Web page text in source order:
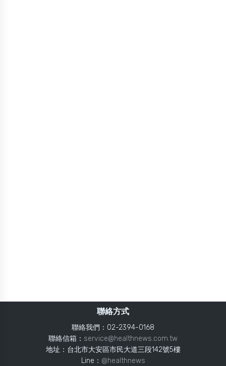
聯絡方式
聯絡我們：02-2394-0168
聯絡信箱： service@healthnews.com.tw
地址：台北市大安區市民大道三段142號5樓
Line： @healthnews